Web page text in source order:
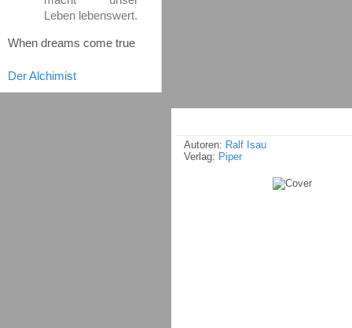
Leben lebenswert.
When dreams come true
Der Alchimist
Autoren: Ralf Isau
Verlag: Piper